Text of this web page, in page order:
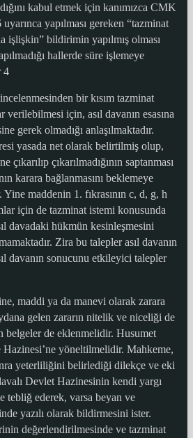
kabul etmek için kanımızca CMK
yapılması gereken “tazminat
işlişkin” bildirimin yapılmış olması
hallerde süre işlemeye
4
bir kısım tazminat
verilebilmesi için, asıl davanın esasına
gerek olmadığı anlaşılmaktadır.
yasada net olarak belirtilmiş olup,
çıkarılmadığının saptanması
karara bağlanmasını beklemeye
maddenin 1. fıkrasının c, d, g, h
için de tazminat istemi konusunda
davadaki hükmün kesinleşmesini
Zira bu talepler asıl davanın
davanın sonucunu etkileyici talepler
maddi ya da manevi olarak zarara
gelen zararın nitelik ve niceliği de
belgeler de eklenmelidir. Husumet
yöneltilmelidir. Mahkeme,
yeterliliğini belirlediği dilekçe ve eki
Devlet Hazinesinin kendi yargı
tebliğ ederek, varsa beyan ve
yazılı olarak bildirmesini ister.
değerlendirilmesinde ve tazminat